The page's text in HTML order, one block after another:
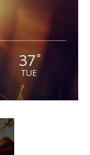
37°
TUE